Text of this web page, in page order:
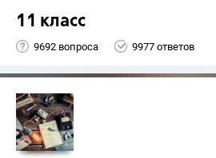
11 класс
9692 вопроса 9977 ответов